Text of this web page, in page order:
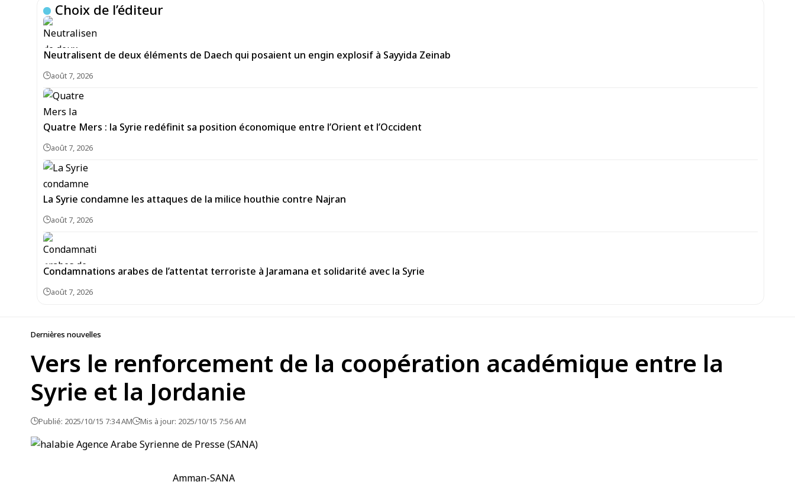
Choix de l’éditeur
Neutralisent de deux éléments de Daech qui posaient un engin explosif à Sayyida Zeinab
août 7, 2026
Quatre Mers : la Syrie redéfinit sa position économique entre l’Orient et l’Occident
août 7, 2026
La Syrie condamne les attaques de la milice houthie contre Najran
août 7, 2026
Condamnations arabes de l’attentat terroriste à Jaramana et solidarité avec la Syrie
août 7, 2026
Dernières nouvelles
Vers le renforcement de la coopération académique entre la
Syrie et la Jordanie
Publié: 2025/10/15 7:34 AM Mis à jour: 2025/10/15 7:56 AM
Amman-SANA